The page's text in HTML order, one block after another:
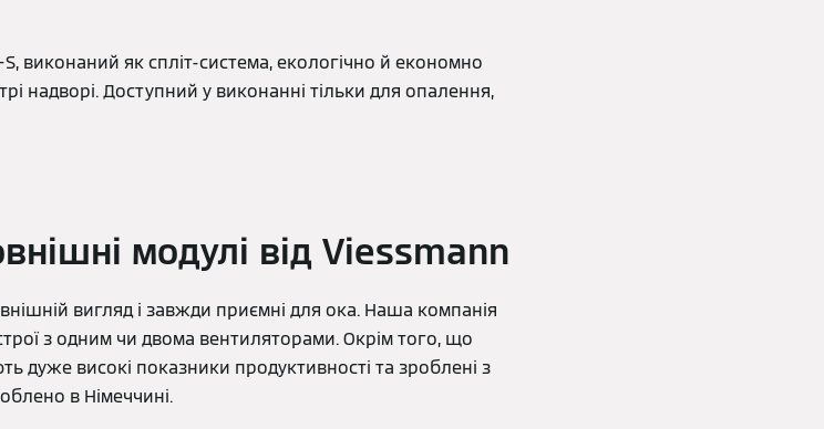
виконаний як спліт-система, екологічно й економно
надворі. Доступний у виконанні тільки для опалення,
модулі від Viessmann
вигляд і завжди приємні для ока. Наша компанія
з одним чи двома вентиляторами. Окрім того, що
дуже високі показники продуктивності та зроблені з
в Німеччині.